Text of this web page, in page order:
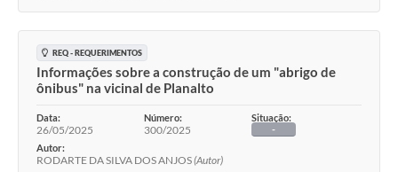
REQ - REQUERIMENTOS
Informações sobre a construção de um "abrigo de
ônibus" na vicinal de Planalto
Data:
26/05/2025
Número:
300/2025
Situação:
-
Autor:
RODARTE DA SILVA DOS ANJOS(Autor)